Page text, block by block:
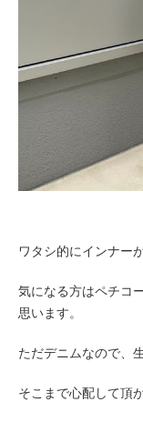
ワタシ的にインナー
気になる方はペチコ
思います。
ただデニムなので、
そこまで心配して頂